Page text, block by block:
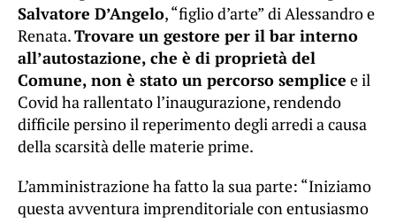
Salvatore D’Angelo, “figlio d’arte” di Alessandro e
Renata.Trovare un gestore per il bar interno
all’autostazione, che è di proprietà del
Comune, non è stato un percorso semplice e il
Covid ha rallentato l’inaugurazione, rendendo
difficile persino il reperimento degli arredi a causa
della scarsità delle materie prime.
L’amministrazione ha fatto la sua parte: “Iniziamo
questa avventura imprenditoriale con entusiasmo